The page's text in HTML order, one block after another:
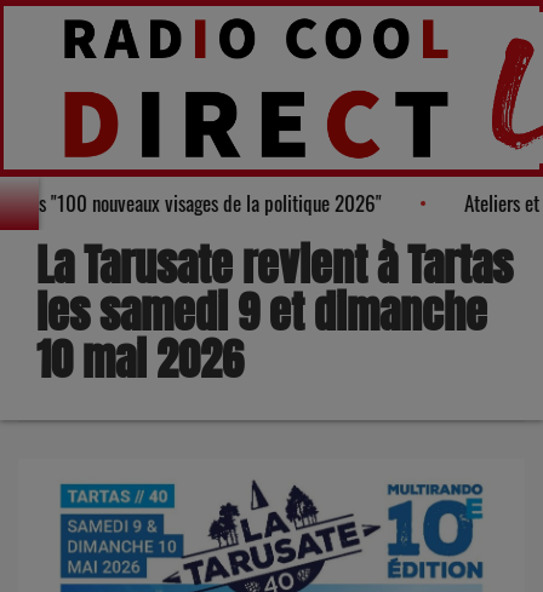
des "100 nouveaux visages de la politique 2026"
La Tarusate revient à Tartas
les samedi 9 et dimanche
10 mai 2026